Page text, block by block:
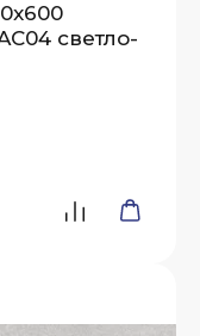
светло-